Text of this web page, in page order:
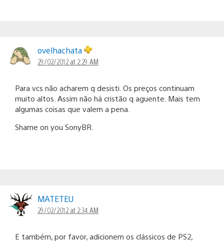
ovelhachata
29/02/2012 at 2:29 AM
Para vcs não acharem q desisti. Os preços continuam
muito altos. Assim não há cristão q aguente. Mais tem
algumas coisas que valem a pena.
Shame on you SonyBR.
MATETEU
29/02/2012 at 2:34 AM
E também, por favor, adicionem os clássicos de PS2,